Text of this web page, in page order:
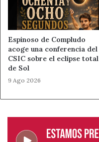
Espinoso de Compludo
acoge una conferencia del
CSIC sobre el eclipse total
de Sol
9 Ago 2026